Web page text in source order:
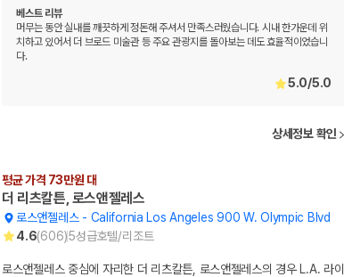
베스트 리뷰
머무는 동안 실내를 깨끗하게 정돈해 주셔서 만족스러웠습니다. 시내 한가운데 위
치하고 있어서 더 브로드 미술관 등 주요 관광지를 돌아보는 데도 효율적이었습니
다.
5.0/5.0
상세정보 확인
평균 가격 73만원 대
더 리츠칼튼, 로스앤젤레스
로스앤젤레스- California Los Angeles 900 W. Olympic Blvd
4.6(606)5성급호텔/리조트
로스앤젤레스 중심에 자리한 더 리츠칼튼, 로스앤젤레스의 경우 L.A. 라이